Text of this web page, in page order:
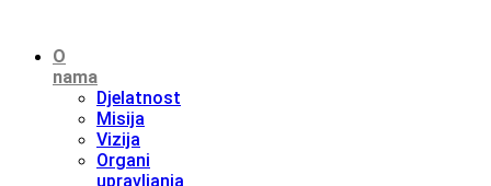
O
nama
Djelatnost
Misija
Vizija
Organi
upravljanja